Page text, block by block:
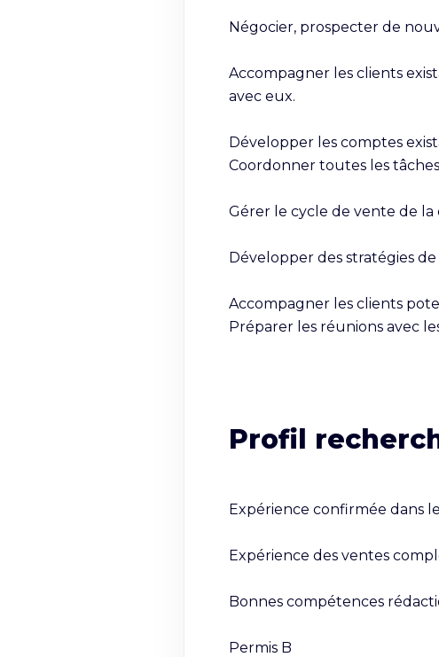
Négocier, prospecter de
Accompagner les clients
avec eux.
Développer les comptes
Coordonner toutes les
Gérer le cycle de vente de
Développer des stratégies
Accompagner les clients
Préparer les réunions avec
Profil
Expérience confirmée dans
Expérience des ventes
Bonnes compétences
Permis B